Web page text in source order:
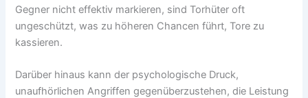
Gegner nicht effektiv markieren, sind Torhüter oft
ungeschützt, was zu höheren Chancen führt, Tore zu
kassieren.
Darüber hinaus kann der psychologische Druck,
unaufhörlichen Angriffen gegenüberzustehen, die Leistung